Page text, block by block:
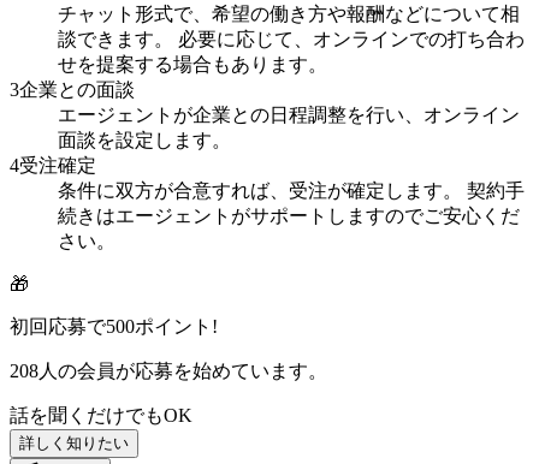
チャット形式で、希望の働き方や報酬などについて相
談できます。 必要に応じて、オンラインでの打ち合わ
せを提案する場合もあります。
3企業との面談
エージェントが企業との日程調整を行い、オンライン
面談を設定します。
4受注確定
条件に双方が合意すれば、受注が確定します。 契約手
続きはエージェントがサポートしますのでご安心くだ
さい。
🎁
初回応募で500ポイント!
208人の会員が応募を始めています。
話を聞くだけでもOK
詳しく知りたい